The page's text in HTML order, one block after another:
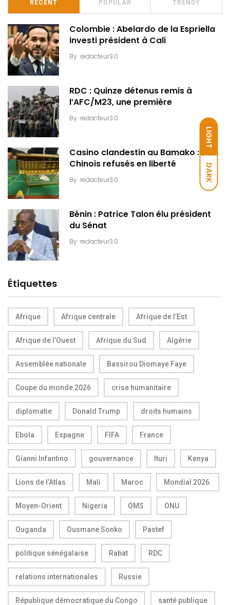
LIGHT
DARK
RECENT POPULAR TRENDY
Colombie : Abelardo de la Espriella
investi président à Cali
By redacteur3.0
RDC : Quinze détenus remis à
l’AFC/M23, une première
By redacteur3.0
Casino clandestin au Bamako : Dix
Chinois refusés en liberté
By redacteur3.0
Bénin : Patrice Talon élu président
du Sénat
By redacteur3.0
Étiquettes
Afrique Afrique centrale Afrique de l’Est
Afrique de l’Ouest Afrique du Sud Algérie
Assemblée nationale Bassirou Diomaye Faye
Coupe du monde 2026 crise humanitaire
diplomatie Donald Trump droits humains
Ebola Espagne FIFA France
Gianni Infantino gouvernance Ituri Kenya
Lions de l’Atlas Mali Maroc Mondial 2026.
Moyen-Orient Nigeria OMS ONU
Ouganda Ousmane Sonko Pastef
politique sénégalaise Rabat RDC
relations internationales Russie
République démocratique du Congo santé publique